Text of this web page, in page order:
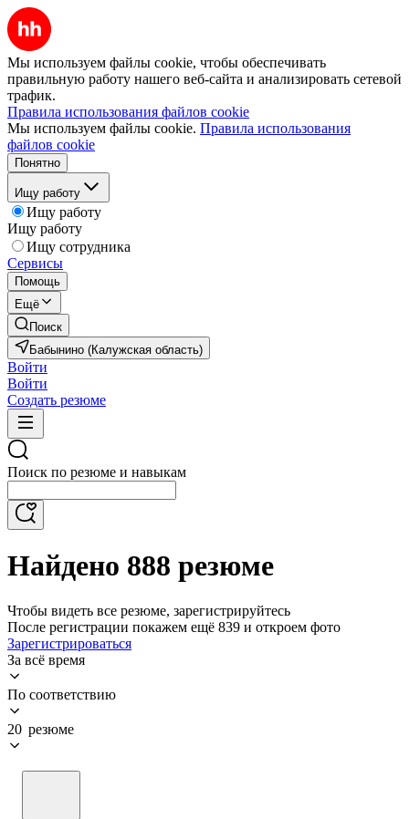
Мы используем файлы cookie, чтобы обеспечивать
правильную работу нашего веб-сайта и анализировать сетевой
трафик.
Правила использования файлов cookie
Мы используем файлы cookie. Правила использования
файлов cookie
Понятно
Ищу работу
Ищу работу
Ищу работу
Ищу сотрудника
Сервисы
Помощь
Ещё
Поиск
Бабынино (Калужская область)
Войти
Войти
Создать резюме
Поиск по резюме и навыкам
Найдено 888 резюме
Чтобы видеть все резюме, зарегистрируйтесь
После регистрации покажем ещё 839 и откроем фото
Зарегистрироваться
За всё время
По соответствию
20 резюме